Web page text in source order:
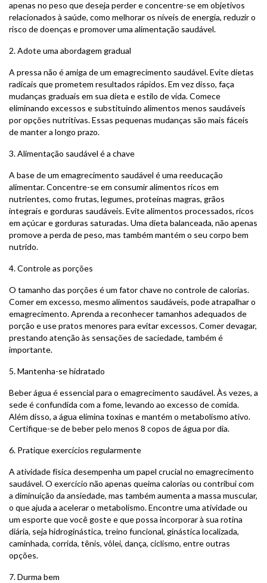
apenas no peso que deseja perder e concentre-se em objetivos
relacionados à saúde, como melhorar os níveis de energia, reduzir o
risco de doenças e promover uma alimentação saudável.
2. Adote uma abordagem gradual
A pressa não é amiga de um emagrecimento saudável. Evite dietas
radicais que prometem resultados rápidos. Em vez disso, faça
mudanças graduais em sua dieta e estilo de vida. Comece
eliminando excessos e substituindo alimentos menos saudáveis
por opções nutritivas. Essas pequenas mudanças são mais fáceis
de manter a longo prazo.
3. Alimentação saudável é a chave
A base de um emagrecimento saudável é uma reeducação
alimentar. Concentre-se em consumir alimentos ricos em
nutrientes, como frutas, legumes, proteínas magras, grãos
integrais e gorduras saudáveis. Evite alimentos processados, ricos
em açúcar e gorduras saturadas. Uma dieta balanceada, não apenas
promove a perda de peso, mas também mantém o seu corpo bem
nutrido.
4. Controle as porções
O tamanho das porções é um fator chave no controle de calorias.
Comer em excesso, mesmo alimentos saudáveis, pode atrapalhar o
emagrecimento. Aprenda a reconhecer tamanhos adequados de
porção e use pratos menores para evitar excessos. Comer devagar,
prestando atenção às sensações de saciedade, também é
importante.
5. Mantenha-se hidratado
Beber água é essencial para o emagrecimento saudável. Às vezes, a
sede é confundida com a fome, levando ao excesso de comida.
Além disso, a água elimina toxinas e mantém o metabolismo ativo.
Certifique-se de beber pelo menos 8 copos de água por dia.
6. Pratique exercícios regularmente
A atividade física desempenha um papel crucial no emagrecimento
saudável. O exercício não apenas queima calorias ou contribui com
a diminuição da ansiedade, mas também aumenta a massa muscular,
o que ajuda a acelerar o metabolismo. Encontre uma atividade ou
um esporte que você goste e que possa incorporar à sua rotina
diária, seja hidroginástica, treino funcional, ginástica localizada,
caminhada, corrida, tênis, vôlei, dança, ciclismo, entre outras
opções.
7. Durma bem